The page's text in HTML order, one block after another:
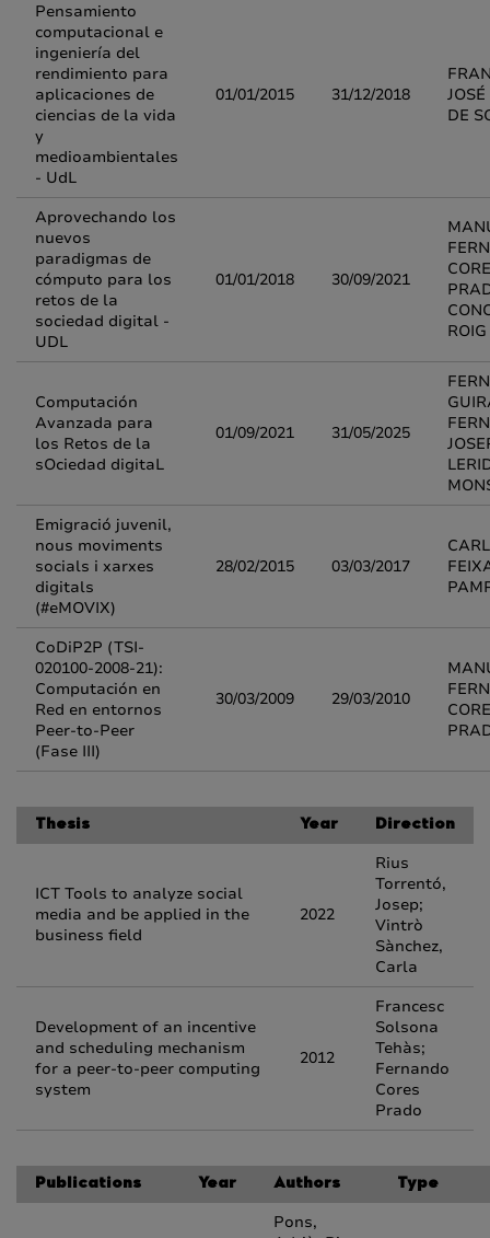
Pensamiento
computacional e
ingeniería del
rendimiento para
aplicaciones de
ciencias de la vida
y
medioambientales
- UdL
01/01/2015 31/12/2018
DE
Aprovechando los
nuevos
paradigmas de
cómputo para los
retos de la
sociedad digital -
UDL
01/01/2018 30/09/2021
Computación
Avanzada para
los Retos de la
sOciedad digitaL
01/09/2021 31/05/2025
Emigració juvenil,
nous moviments
socials i xarxes
digitals
(#eMOVIX)
28/02/2015 03/03/2017
CoDiP2P (TSI-
020100-2008-21):
Computación en
Red en entornos
Peer-to-Peer
(Fase III)
30/03/2009 29/03/2010
Thesis Year Direction
ICT Tools to analyze social
media and be applied in the
business field
2022
Rius
Torrentó,
Josep;
Vintrò
Sànchez,
Carla
Development of an incentive
and scheduling mechanism
for a peer-to-peer computing
system
2012
Francesc
Solsona
Tehàs;
Fernando
Cores
Prado
Publications Year Authors Type
Pons,